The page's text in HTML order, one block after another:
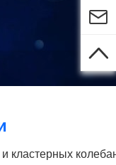
кластерных

